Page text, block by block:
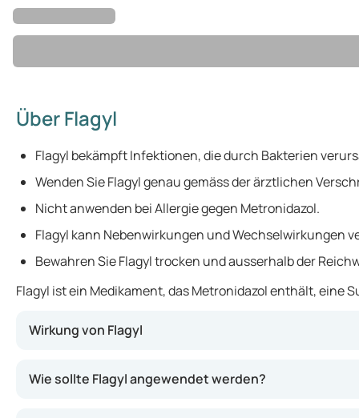
Über Flagyl
Flagyl bekämpft Infektionen, die durch Bakterien
Wenden Sie Flagyl genau gemäss der ärztlichen
Nicht anwenden bei Allergie gegen Metronidazol.
Flagyl kann Nebenwirkungen und Wechselwirkungen
Bewahren Sie Flagyl trocken und ausserhalb der
Flagyl ist ein Medikament, das Metronidazol enthält, eine
Wirkung von Flagyl
Wie sollte Flagyl angewendet werden?